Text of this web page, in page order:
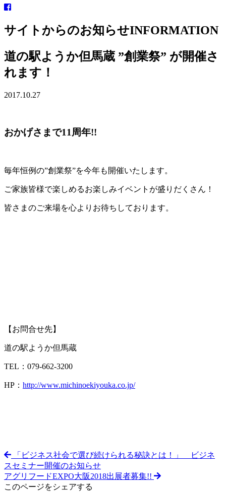
サイトからのお知らせINFORMATION
道の駅ようか但馬蔵 ”創業祭” が開催さ
れます！
2017.10.27
おかげさまで11周年!!
毎年恒例の”創業祭”を今年も開催いたします。
ご家族皆様で楽しめるお楽しみイベントが盛りだくさん！
皆さまのご来場を心よりお待ちしております。
【お問合せ先】
道の駅ようか但馬蔵
TEL：079-662-3200
HP： http://www.michinoekiyouka.co.jp/
「ビジネス社会で選び続けられる秘訣とは！」 ビジネ
スセミナー開催のお知らせ
アグリフードEXPO大阪2018出展者募集!!
このページをシェアする